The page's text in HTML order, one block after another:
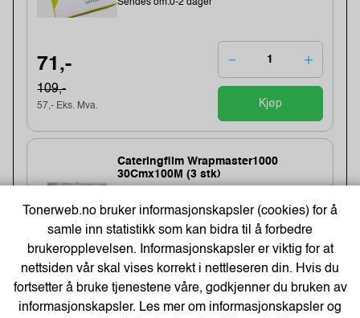
Sendes om:0-2 dager
71,-
109,-
57,- Eks. Mva. Kjøp
Cateringfilm Wrapmaster1000
30Cmx100M (3 stk)
Lagerstatus:1450 stk på lager.
Sendes om:1-3 dager
154,-
Tonerweb.no bruker informasjonskapsler (cookies) for å
samle inn statistikk som kan bidra til å forbedre
brukeropplevelsen. Informasjonskapsler er viktig for at
nettsiden vår skal vises korrekt i nettleseren din. Hvis du
fortsetter å bruke tjenestene våre, godkjenner du bruken av
informasjonskapsler. Les mer om informasjonskapsler og